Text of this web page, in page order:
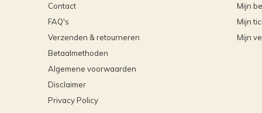
Contact
FAQ's
Verzenden & retourneren
Betaalmethoden
Algemene voorwaarden
Disclaimer
Privacy Policy
Mijn
Mijn
Mijn